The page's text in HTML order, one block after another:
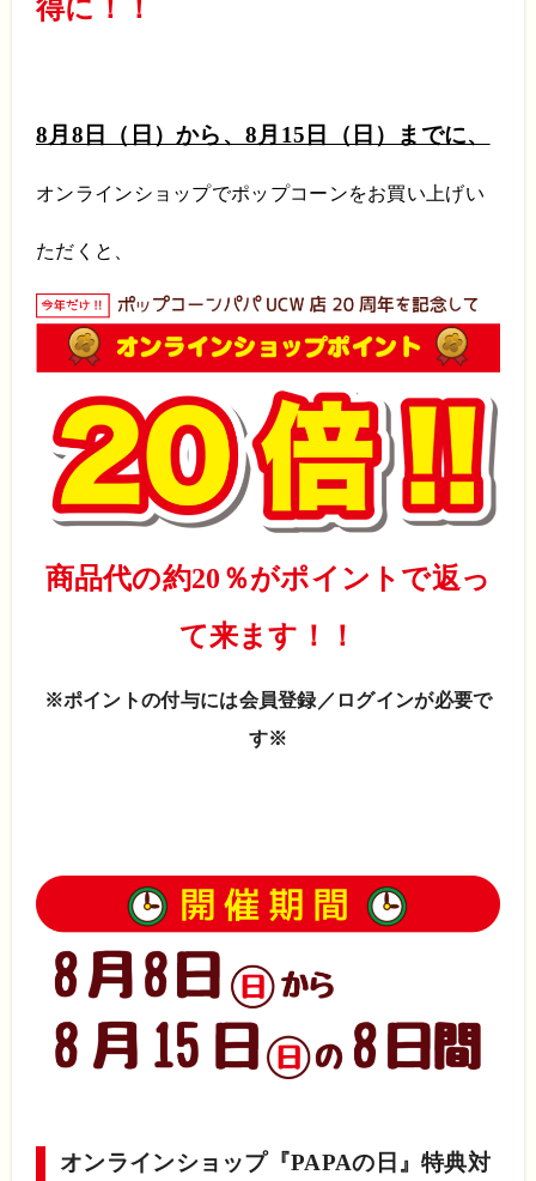
得に！！
8月8日（日）から、8月15日（日）までに、
オンラインショップでポップコーンをお買い上げい
ただくと、
商品代の約20％がポイントで返っ
て来ます！！
※ポイントの付与には会員登録／ログインが必要で
す※
オンラインショップ『PAPAの日』特典対